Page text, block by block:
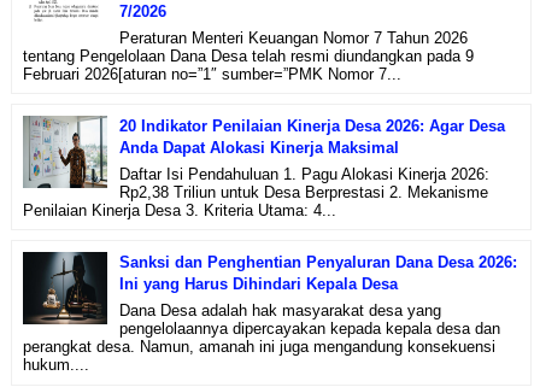
7/2026
Peraturan Menteri Keuangan Nomor 7 Tahun 2026
tentang Pengelolaan Dana Desa telah resmi diundangkan pada 9
Februari 2026[aturan no=”1″ sumber=”PMK Nomor 7...
20 Indikator Penilaian Kinerja Desa 2026: Agar Desa
Anda Dapat Alokasi Kinerja Maksimal
Daftar Isi Pendahuluan 1. Pagu Alokasi Kinerja 2026:
Rp2,38 Triliun untuk Desa Berprestasi 2. Mekanisme
Penilaian Kinerja Desa 3. Kriteria Utama: 4...
Sanksi dan Penghentian Penyaluran Dana Desa 2026:
Ini yang Harus Dihindari Kepala Desa
Dana Desa adalah hak masyarakat desa yang
pengelolaannya dipercayakan kepada kepala desa dan
perangkat desa. Namun, amanah ini juga mengandung konsekuensi
hukum....